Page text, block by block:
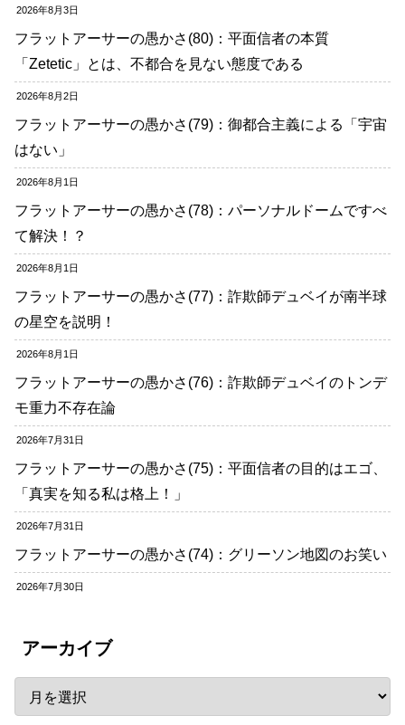
2026年8月3日
フラットアーサーの愚かさ(80)：平面信者の本質
「Zetetic」とは、不都合を見ない態度である
2026年8月2日
フラットアーサーの愚かさ(79)：御都合主義による「宇宙
はない」
2026年8月1日
フラットアーサーの愚かさ(78)：パーソナルドームですべ
て解決！？
2026年8月1日
フラットアーサーの愚かさ(77)：詐欺師デュベイが南半球
の星空を説明！
2026年8月1日
フラットアーサーの愚かさ(76)：詐欺師デュベイのトンデ
モ重力不存在論
2026年7月31日
フラットアーサーの愚かさ(75)：平面信者の目的はエゴ、
「真実を知る私は格上！」
2026年7月31日
フラットアーサーの愚かさ(74)：グリーソン地図のお笑い
2026年7月30日
アーカイブ